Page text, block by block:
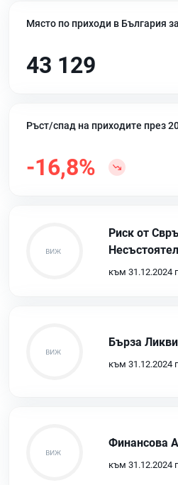
Място по приходи в България
43 129
Ръст/спад на приходите през
-16,8%
Риск от
към 31.12.2024
Бърза
към 31.12.2024
Финансова
към 31.12.2024